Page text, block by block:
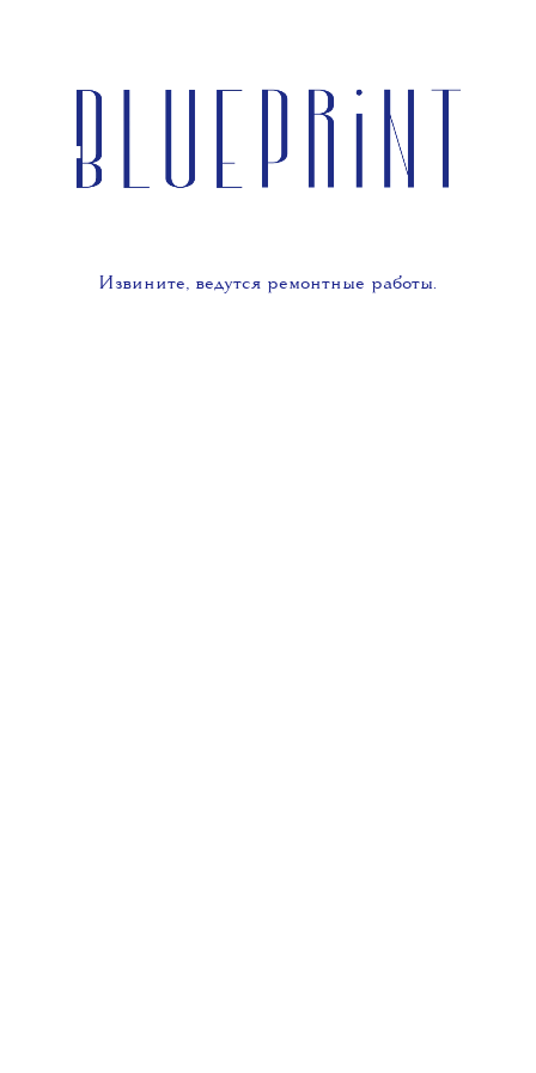
Извините, ведутся ремонтные работы.